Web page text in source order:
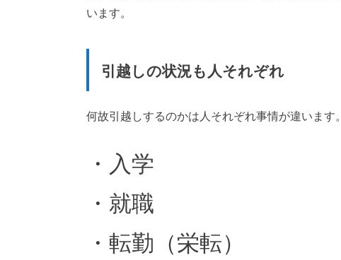
います。
引越しの状況も人それぞれ
何故引越しするのかは人それぞれ事情が違います。
・入学
・就職
・転勤（栄転）